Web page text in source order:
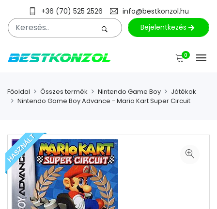
+36 (70) 525 2526
info@bestkonzol.hu
Bejelentkezés
0
Főoldal Összes termék Nintendo Game Boy
Játékok
Nintendo Game Boy Advance - Mario Kart Super Circuit
HASZNÁLT